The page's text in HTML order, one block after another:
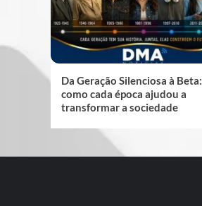
Da Geração Silenciosa à Beta:
como cada época ajudou a
transformar a sociedade